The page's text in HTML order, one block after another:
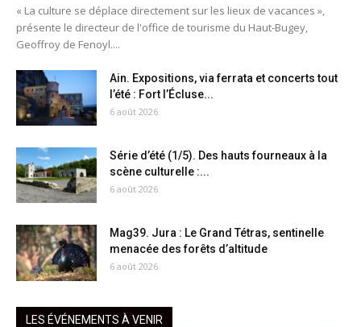
« La culture se déplace directement sur les lieux de vacances »,
présente le directeur de l'office de tourisme du Haut-Bugey,
Geoffroy de Fenoyl....
Ain. Expositions, via ferrata et concerts tout
l’été : Fort l’Écluse...
6 août 2026
Série d’été (1/5). Des hauts fourneaux à la
scène culturelle :...
6 août 2026
Mag39. Jura : Le Grand Tétras, sentinelle
menacée des forêts d’altitude
6 août 2026
LES ÉVÉNEMENTS À VENIR